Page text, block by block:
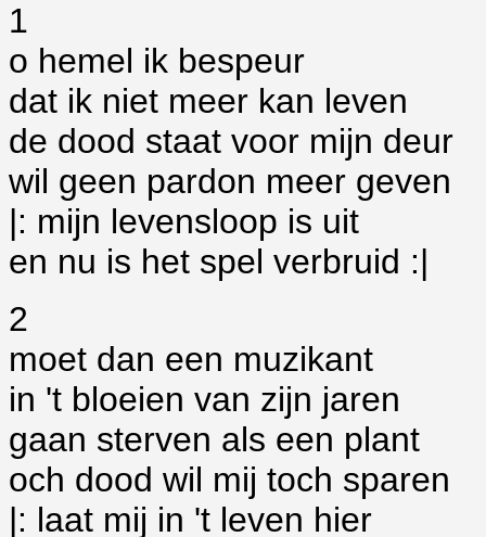
1
o hemel ik bespeur
dat ik niet meer kan leven
de dood staat voor mijn deur
wil geen pardon meer geven
|: mijn levensloop is uit
en nu is het spel verbruid :|
2
moet dan een muzikant
in 't bloeien van zijn jaren
gaan sterven als een plant
och dood wil mij toch sparen
|: laat mij in 't leven hier